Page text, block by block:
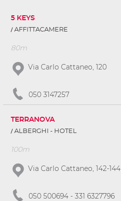
5 KEYS
AFFITTACAMERE
80m
Via Carlo Cattaneo, 120
050 3147257
TERRANOVA
ALBERGHI - HOTEL
100m
Via Carlo Cattaneo, 142-144
050 500694 - 331 6327796